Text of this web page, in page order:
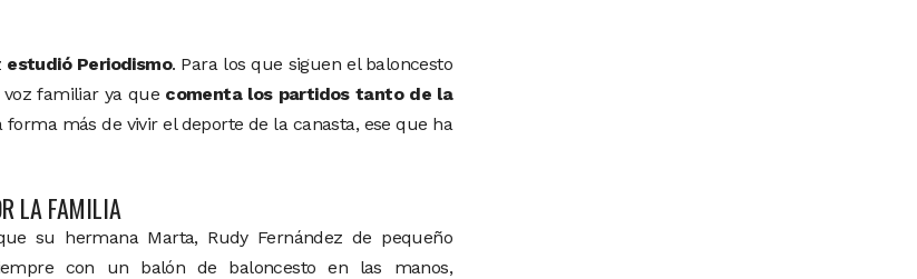
estudió Periodismo. Para los que siguen el baloncesto
familiar ya que comenta los partidos tanto de la
forma más de vivir el deporte de la canasta, ese que ha
LA FAMILIA
su hermana Marta, Rudy Fernández de pequeño
con un balón de baloncesto en las manos,